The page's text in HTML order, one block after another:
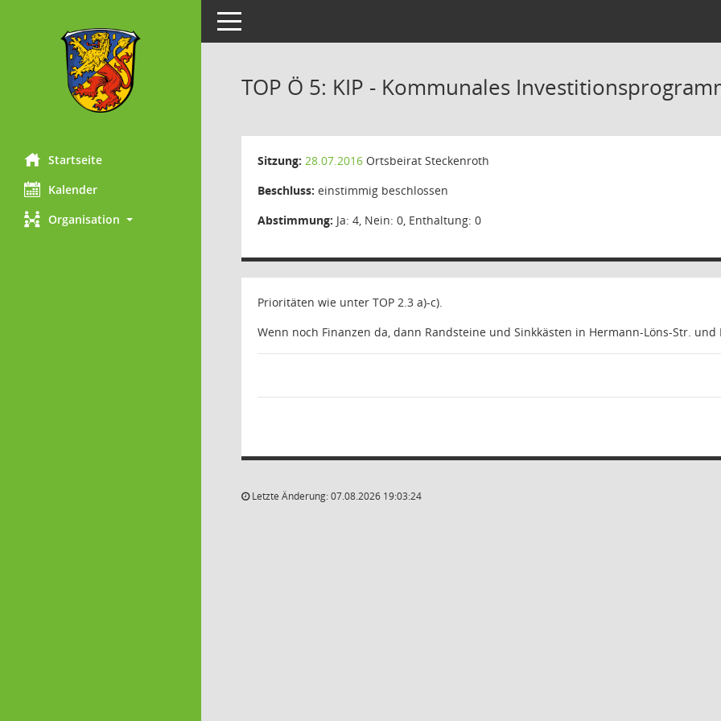
Startseite
Kalender
Organisation
Toggle navigation
TOP Ö 5: KIP - Kommunales
Sitzung: 28.07.2016 Ortsbeirat Steckenroth
Beschluss: einstimmig beschlossen
Abstimmung: Ja: 4, Nein: 0, Enthaltung: 0
Prioritäten wie unter TOP 2.3 a)-c).
Wenn noch Finanzen da, dann Randsteine und Sinkkästen in Hermann-Löns-Str. und
Letzte Änderung: 07.08.2026 19:03:24